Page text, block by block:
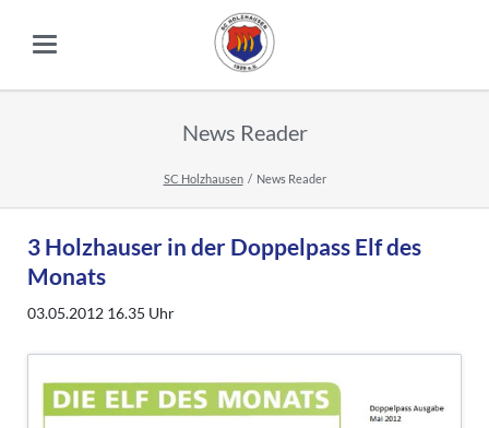
News Reader
SC Holzhausen News Reader
3 Holzhauser in der Doppelpass Elf des
Monats
03.05.2012 16.35 Uhr